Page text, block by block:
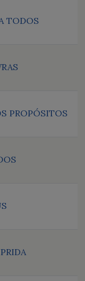
TODOS
PROPÓSITOS